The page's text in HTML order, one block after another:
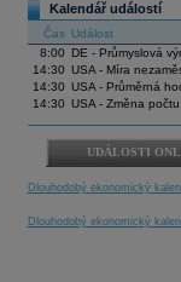
Kalendář událostí
Čas Událost
8:00
DE - Průmyslová
14:30 USA - Míra
14:30 USA - Průměrná
14:30 USA - Změna
UDÁLOSTI
Dlouhodobý ekonomický
Dlouhodobý ekonomický